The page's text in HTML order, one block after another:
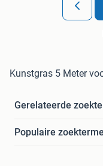
Kunstgras 5 Meter
Gerelateerde
Populaire